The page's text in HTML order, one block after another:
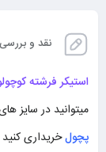
نقد و
استیکر فرشته
میتوانید در سایز های مختلف و 3 مدل
پچولخریداری کنید